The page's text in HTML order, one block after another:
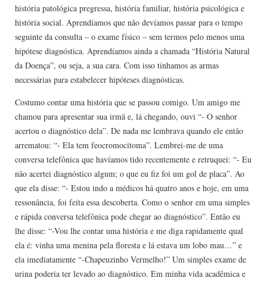
história patológica pregressa, história familiar, história psicológica e
história social. Aprendíamos que não devíamos passar para o tempo
seguinte da consulta – o exame físico – sem termos pelo menos uma
hipótese diagnóstica. Aprendíamos ainda a chamada “História Natural
da Doença”, ou seja, a sua cara. Com isso tínhamos as armas
necessárias para estabelecer hipóteses diagnósticas.
Costumo contar uma história que se passou comigo. Um amigo me
chamou para apresentar sua irmã e, lá chegando, ouvi “- O senhor
acertou o diagnóstico dela”. De nada me lembrava quando ele então
arrematou: “- Ela tem feocromocitoma”. Lembrei-me de uma
conversa telefônica que havíamos tido recentemente e retruquei: “- Eu
não acertei diagnóstico algum; o que eu fiz foi um gol de placa”. Ao
que ela disse: “- Estou indo a médicos há quatro anos e hoje, em uma
ressonância, foi feita essa descoberta. Como o senhor em uma simples
e rápida conversa telefônica pode chegar ao diagnóstico”. Então eu
lhe disse: “-Vou lhe contar uma história e me diga rapidamente qual
ela é: vinha uma menina pela floresta e lá estava um lobo mau…” e
ela imediatamente “-Chapeuzinho Vermelho!” Um simples exame de
urina poderia ter levado ao diagnóstico. Em minha vida acadêmica e